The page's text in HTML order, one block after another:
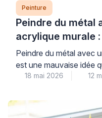
Peinture
Peindre du métal
acrylique murale
idée ?
Peindre du métal avec
est une mauvaise idée
compromettre la
pour les surfaces
ni l’adhérence ni la
18 mai 2026 12